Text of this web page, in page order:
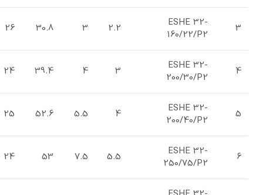
3
ESHE 32-
160/22/P2
2.2
3
30.8
26
4
ESHE 32-
200/30/P2
3
4
39.4
24
5
ESHE 32-
200/40/P2
4
5.5
52.6
25
6
ESHE 32-
250/75/P2
5.5
7.5
53
24